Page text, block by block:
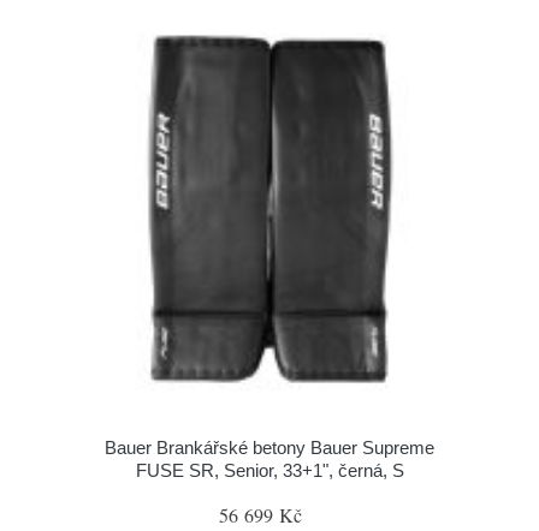
Bauer Brankářské betony Bauer Supreme
FUSE SR, Senior, 33+1", černá, S
56 699 Kč